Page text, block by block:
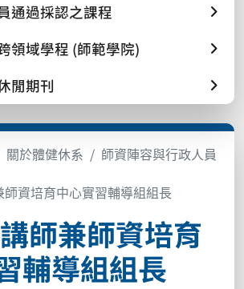
通過採認之課程
領域學程 (師範學院)
閒期刊
關於體健休系
師資陣容與行政人員
師資培育中心實習輔導組組長
師兼師資培育
輔導組組長